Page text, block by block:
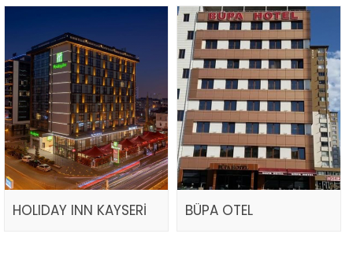
HOLIDAY INN KAYSERİ BÜPA OTEL